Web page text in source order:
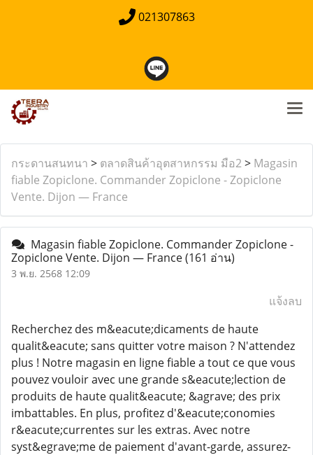
021307863
กระดานสนทนา > ตลาดสินค้าอุตสาหกรรม มือ2> Magasin
fiable Zopiclone. Commander Zopiclone - Zopiclone
Vente. Dijon — France
Magasin fiable Zopiclone. Commander Zopiclone -
Zopiclone Vente. Dijon — France(161 อ่าน)
3 พ.ย. 2568 12:09
แจ้งลบ
Recherchez des m&eacute;dicaments de haute
qualit&eacute; sans quitter votre maison ? N'attendez
plus ! Notre magasin en ligne fiable a tout ce que vous
pouvez vouloir avec une grande s&eacute;lection de
produits de haute qualit&eacute; &agrave; des prix
imbattables. En plus, profitez d'&eacute;conomies
r&eacute;currentes sur les extras. Avec notre
syst&egrave;me de paiement d'avant-garde, assurez-